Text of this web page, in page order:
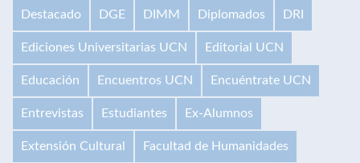
Destacado DGE DIMM Diplomados DRI
Ediciones Universitarias UCN Editorial UCN
Educación Encuentros UCN Encuéntrate UCN
Entrevistas Estudiantes Ex-Alumnos
Extensión Cultural Facultad de Humanidades